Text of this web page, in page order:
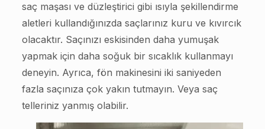
saç maşası ve düzleştirici gibi ısıyla şekillendirme
aletleri kullandığınızda saçlarınız kuru ve kıvırcık
olacaktır. Saçınızı eskisinden daha yumuşak
yapmak için daha soğuk bir sıcaklık kullanmayı
deneyin. Ayrıca, fön makinesini iki saniyeden
fazla saçınıza çok yakın tutmayın. Veya saç
telleriniz yanmış olabilir.